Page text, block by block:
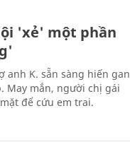
'xẻ' một phần
anh K. sẵn sàng hiến gan
May mắn, người chị gái
để cứu em trai.